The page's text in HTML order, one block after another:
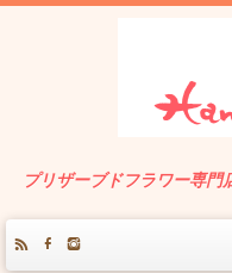
プリザーブドフラワー専